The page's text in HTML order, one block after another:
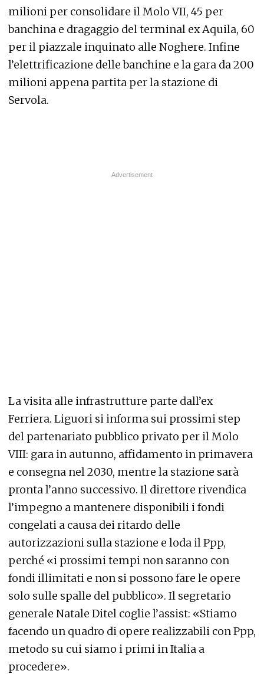
milioni per consolidare il Molo VII, 45 per
banchina e dragaggio del terminal ex Aquila, 60
per il piazzale inquinato alle Noghere. Infine
l’elettrificazione delle banchine e la gara da 200
milioni appena partita per la stazione di
Servola.
La visita alle infrastrutture parte dall’ex
Ferriera. Liguori si informa sui prossimi step
del partenariato pubblico privato per il Molo
VIII: gara in autunno, affidamento in primavera
e consegna nel 2030, mentre la stazione sarà
pronta l’anno successivo. Il direttore rivendica
l’impegno a mantenere disponibili i fondi
congelati a causa dei ritardo delle
autorizzazioni sulla stazione e loda il Ppp,
perché «i prossimi tempi non saranno con
fondi illimitati e non si possono fare le opere
solo sulle spalle del pubblico». Il segretario
generale Natale Ditel coglie l’assist: «Stiamo
facendo un quadro di opere realizzabili con Ppp,
metodo su cui siamo i primi in Italia a
procedere».